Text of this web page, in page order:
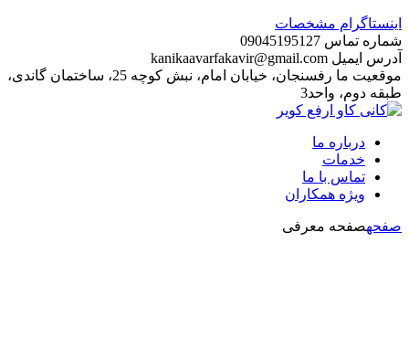
اینستاگرام مشخصات
شماره تماس 09045195127
آدرس ایمیل kanikaavarfakavir@gmail.com
موقعیت ما
رفسنجان، خیابان امام، نبش کوچه 25، ساختمان گاندی،
طبقه دوم، واحد3
درباره ما
خدمات
تماس با ما
ویژه همکاران
صفحهصفحه معرفی